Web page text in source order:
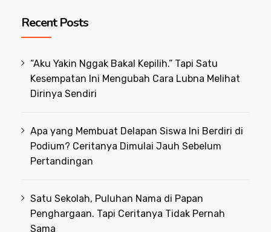
Recent Posts
“Aku Yakin Nggak Bakal Kepilih.” Tapi Satu
Kesempatan Ini Mengubah Cara Lubna Melihat
Dirinya Sendiri
Apa yang Membuat Delapan Siswa Ini Berdiri di
Podium? Ceritanya Dimulai Jauh Sebelum
Pertandingan
Satu Sekolah, Puluhan Nama di Papan
Penghargaan. Tapi Ceritanya Tidak Pernah
Sama